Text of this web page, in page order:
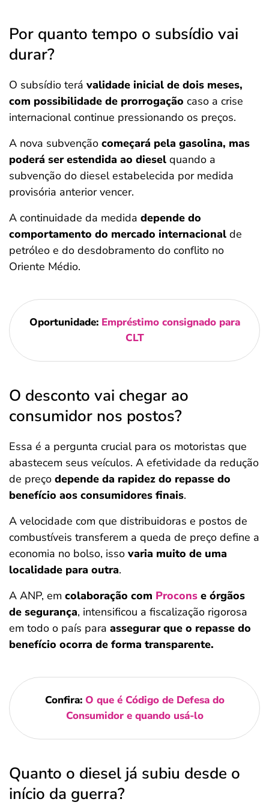
Por quanto tempo o subsídio vai
durar?
O subsídio terá validade inicial de dois meses,
com possibilidade de prorrogação caso a crise
internacional continue pressionando os preços.
A nova subvenção começará pela gasolina, mas
poderá ser estendida ao diesel quando a
subvenção do diesel estabelecida por medida
provisória anterior vencer.
A continuidade da medida depende do
comportamento do mercado internacional de
petróleo e do desdobramento do conflito no
Oriente Médio.
Oportunidade: Empréstimo consignado para
CLT
O desconto vai chegar ao
consumidor nos postos?
Essa é a pergunta crucial para os motoristas que
abastecem seus veículos. A efetividade da redução
de preço depende da rapidez do repasse do
benefício aos consumidores finais.
A velocidade com que distribuidoras e postos de
combustíveis transferem a queda de preço define a
economia no bolso, isso varia muito de uma
localidade para outra.
A ANP, em colaboração com Procons e órgãos
de segurança, intensificou a fiscalização rigorosa
em todo o país para assegurar que o repasse do
benefício ocorra de forma transparente.
Confira: O que é Código de Defesa do
Consumidor e quando usá-lo
Quanto o diesel já subiu desde o
início da guerra?